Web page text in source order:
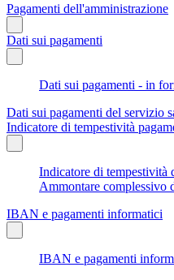
Pagamenti dell'amministrazione
Dati sui pagamenti
Dati sui pagamenti - in
Dati sui pagamenti del servizio
Indicatore di tempestività
Indicatore di tempestività
Ammontare complessivo
IBAN e pagamenti informatici
IBAN e pagamenti